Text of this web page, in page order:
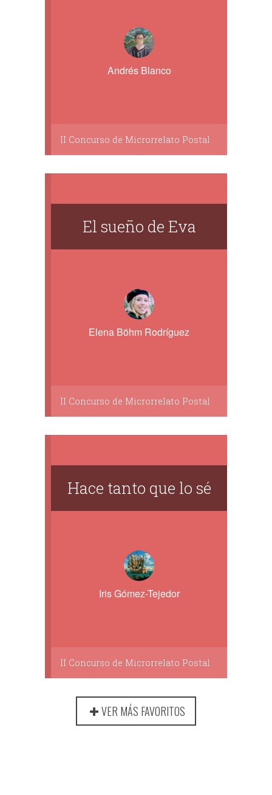
Andrés Blanco
II Concurso de Microrrelato Postal
El sueño de Eva
Elena Böhm Rodríguez
II Concurso de Microrrelato Postal
Hace tanto que lo sé
Iris Gómez-Tejedor
II Concurso de Microrrelato Postal
VER MÁS FAVORITOS